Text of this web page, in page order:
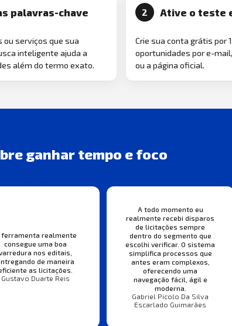
palavras-chave
ou serviços que sua
inteligente ajuda a
além do termo exato.
2 Ative o teste
Crie sua conta grátis por
oportunidades por e-
ou a página oficial.
ganhar tempo e foco
ferramenta realmente
consegue uma boa
nos editais,
de maneira
as licitações.
Gustavo Duarte Reis
A todo momento eu
realmente recebi disparos
de licitações sempre
dentro do segmento que
escolhi verificar. O sistema
simplifica processos que
antes eram complexos,
oferecendo uma
navegação fácil, ágil e
moderna.
Gabriel Picolo Da Silva
Escarlado Guimarães